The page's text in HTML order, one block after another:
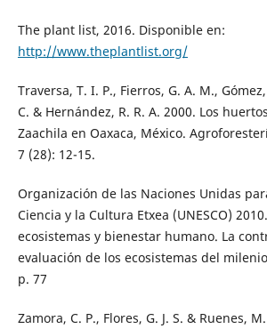
The plant list, 2016. Disponible en:
http://www.theplantlist.org/
Traversa, T. I. P., Fierros, G. A. M., Gómez,
C. & Hernández, R. R. A. 2000. Los
Zaachila en Oaxaca, México.
7 (28): 12-15.
Organización de las Naciones Unidas
Ciencia y la Cultura Etxea (UNESCO)
ecosistemas y bienestar humano. La
evaluación de los ecosistemas del
p. 77
Zamora, C. P., Flores, G. J. S. & Ruenes,